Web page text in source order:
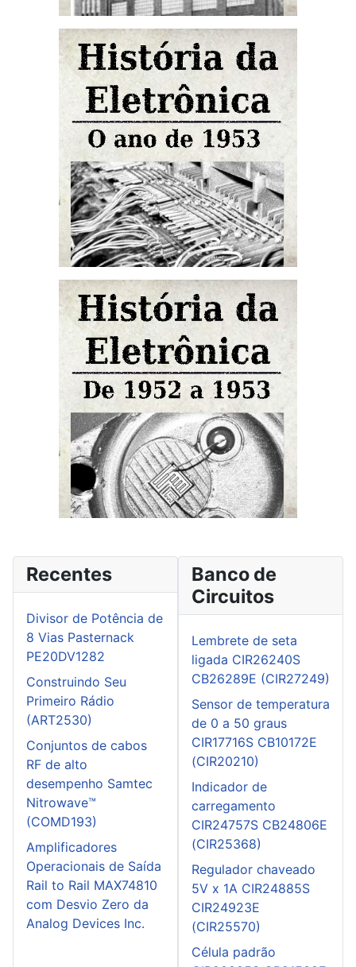
Recentes
Divisor de Potência de
8 Vias Pasternack
PE20DV1282
Construindo Seu
Primeiro Rádio
(ART2530)
Conjuntos de cabos
RF de alto
desempenho Samtec
Nitrowave™
(COMD193)
Amplificadores
Operacionais de Saída
Rail to Rail MAX74810
com Desvio Zero da
Analog Devices Inc.
Banco de
Circuitos
Lembrete de seta
ligada CIR26240S
CB26289E (CIR27249)
Sensor de temperatura
de 0 a 50 graus
CIR17716S CB10172E
(CIR20210)
Indicador de
carregamento
CIR24757S CB24806E
(CIR25368)
Regulador chaveado
5V x 1A CIR24885S
CIR24923E
(CIR25570)
Célula padrão